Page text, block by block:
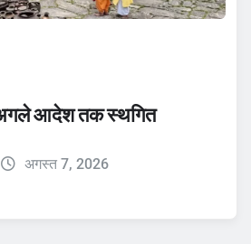
अगले आदेश तक स्थगित
अगस्त 7, 2026